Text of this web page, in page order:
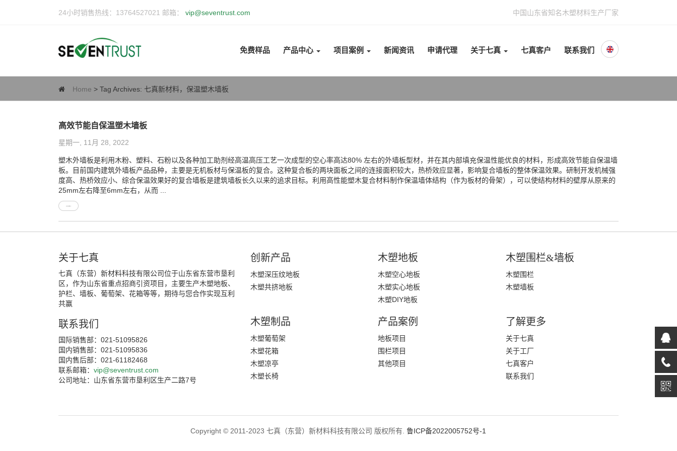
24小时销售热线：13764527021 邮箱： vip@seventrust.com 中国山东省知名木塑材料生产厂家
免费样品 产品中心 项目案例 新闻资讯 申请代理 关于七真 七真客户 联系我们
Home > Tag Archives: 七真新材料，保温塑木墙板
高效节能自保温塑木墙板
星期一, 11月 28, 2022
塑木外墙板是利用木粉、塑料、石粉以及各种加工助剂经高温高压工艺一次成型的空心率高达80% 左右的外墙板型材，并在其内部填充保温性能优良的材料，形成高效节能自保温墙
板。目前国内建筑外墙板产品品种，主要是无机板材与保温板的复合。这种复合板的两块面板之间的连接面积较大，热桥效应显著，影响复合墙板的整体保温效果。研制开发机械强
度高、热桥效应小、综合保温效果好的复合墙板是建筑墙板长久以来的追求目标。利用高性能塑木复合材料制作保温墙体结构（作为板材的骨架），可以使结构材料的壁厚从原来的
25mm左右降至6mm左右，从而 ...
关于七真
七真（东营）新材料科技有限公司位于山东省东营市垦利
区，作为山东省重点招商引资项目，主要生产木塑地板、
护栏、墙板、葡萄架、花箱等等，期待与您合作实现互利
共赢
联系我们
国际销售部：021-51095826
国内销售部：021-51095836
国内售后部：021-61182468
联系邮箱： vip@seventrust.com
公司地址：山东省东营市垦利区生产二路7号
创新产品
木塑深压纹地板
木塑共挤地板
木塑地板
木塑空心地板
木塑实心地板
木塑DIY地板
木塑围栏&墙板
木塑围栏
木塑墙板
木塑制品
木塑葡萄架
木塑花箱
木塑凉亭
木塑长椅
产品案例
地板项目
围栏项目
其他项目
了解更多
关于七真
关于工厂
七真客户
联系我们
Copyright © 2011-2023 七真（东营）新材料科技有限公司 版权所有.鲁ICP备2022005752号-1